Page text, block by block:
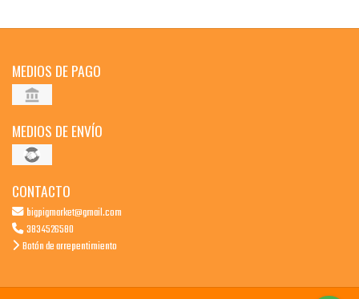
MEDIOS DE PAGO
MEDIOS DE ENVÍO
CONTACTO
bigpigmarket@gmail.com
3834526580
Botón de arrepentimiento